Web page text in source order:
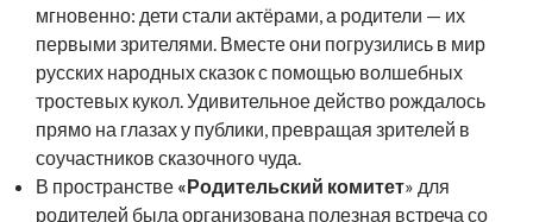
мгновенно: дети стали актёрами, а родители — их
первыми зрителями. Вместе они погрузились в мир
русских народных сказок с помощью волшебных
тростевых кукол. Удивительное действо рождалось
прямо на глазах у публики, превращая зрителей в
соучастников сказочного чуда.
В пространстве «Родительский комитет» для
родителей была организована полезная встреча со